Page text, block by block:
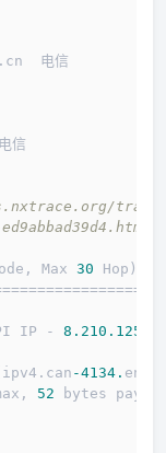
电信
信
trace
Max 30 Hop)
IP - 8.210 .125
-4134. endp
52 bytes paylo